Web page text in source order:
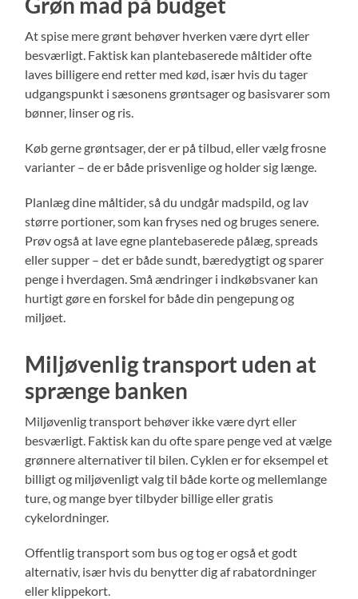
At spise mere grønt behøver hverken være dyrt eller
besværligt. Faktisk kan plantebaserede måltider ofte
laves billigere end retter med kød, især hvis du tager
udgangspunkt i sæsonens grøntsager og basisvarer som
bønner, linser og ris.
Køb gerne grøntsager, der er på tilbud, eller vælg frosne
varianter – de er både prisvenlige og holder sig længe.
Planlæg dine måltider, så du undgår madspild, og lav
større portioner, som kan fryses ned og bruges senere.
Prøv også at lave egne plantebaserede pålæg, spreads
eller supper – det er både sundt, bæredygtigt og sparer
penge i hverdagen. Små ændringer i indkøbsvaner kan
hurtigt gøre en forskel for både din pengepung og
miljøet.
Miljøvenlig transport uden at
sprænge banken
Miljøvenlig transport behøver ikke være dyrt eller
besværligt. Faktisk kan du ofte spare penge ved at vælge
grønnere alternativer til bilen. Cyklen er for eksempel et
billigt og miljøvenligt valg til både korte og mellemlange
ture, og mange byer tilbyder billige eller gratis
cykelordninger.
Offentlig transport som bus og tog er også et godt
alternativ, især hvis du benytter dig af rabatordninger
eller klippekort.